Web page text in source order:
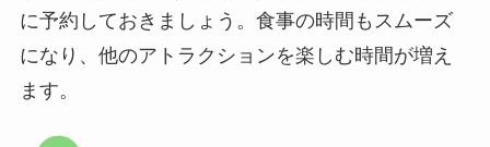
に予約しておきましょう。食事の時間もスムーズ
になり、他のアトラクションを楽しむ時間が増え
ます。